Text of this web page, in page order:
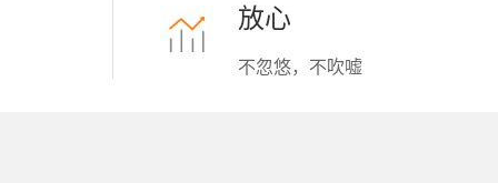
放心
不忽悠，不吹嘘